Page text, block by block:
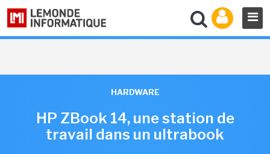
HARDWARE
HP ZBook 14, une station de
travail dans un ultrabook